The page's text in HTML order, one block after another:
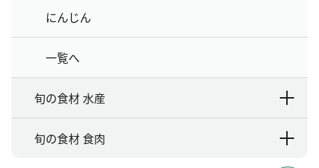
にんじん
一覧へ
旬の食材 水産
旬の食材 食肉